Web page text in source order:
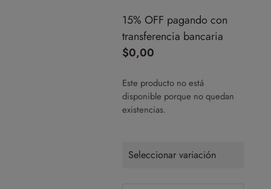
15% OFF pagando con
transferencia bancaria
$0,00
Este producto no está
disponible porque no quedan
existencias.
Seleccionar variación